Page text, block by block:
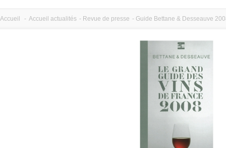
Accueil - Accueil actualités - Revue de presse - Guide Bettane & Desseauve